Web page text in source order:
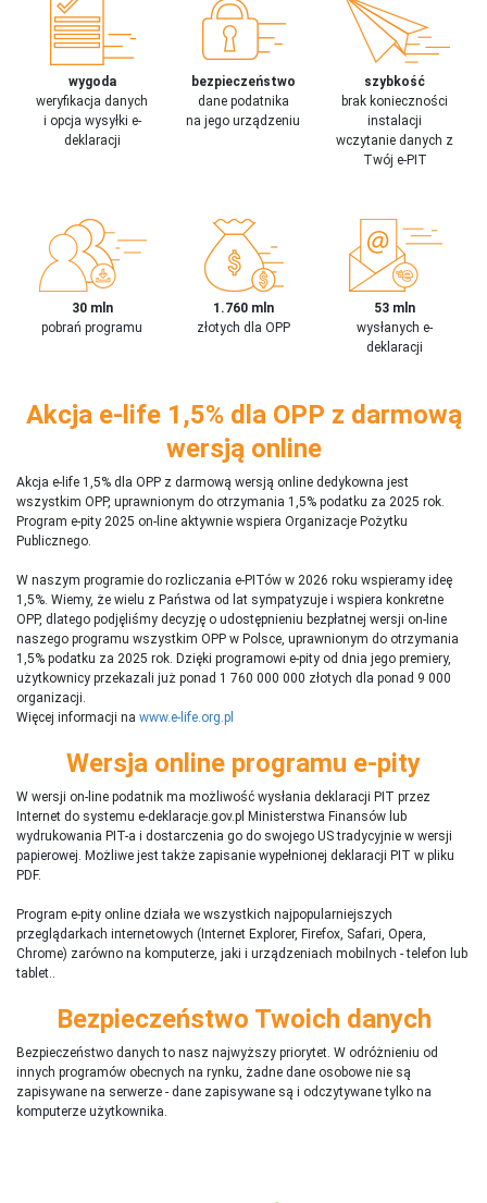
wygoda
weryfikacja danych
i opcja wysyłki e-
deklaracji
bezpieczeństwo
dane podatnika
na jego urządzeniu
szybkość
brak konieczności
instalacji
wczytanie danych z
Twój e-PIT
30 mln
pobrań programu
1.760 mln
złotych dla OPP
53 mln
wysłanych e-
deklaracji
Akcja e-life 1,5% dla OPP z darmową
wersją online
Akcja e-life 1,5% dla OPP z darmową wersją online dedykowna jest
wszystkim OPP, uprawnionym do otrzymania 1,5% podatku za 2025 rok.
Program e-pity 2025 on-line aktywnie wspiera Organizacje Pożytku
Publicznego.
W naszym programie do rozliczania e-PITów w 2026 roku wspieramy ideę
1,5%. Wiemy, że wielu z Państwa od lat sympatyzuje i wspiera konkretne
OPP, dlatego podjęliśmy decyzję o udostępnieniu bezpłatnej wersji on-line
naszego programu wszystkim OPP w Polsce, uprawnionym do otrzymania
1,5% podatku za 2025 rok. Dzięki programowi e-pity od dnia jego premiery,
użytkownicy przekazali już ponad 1 760 000 000 złotych dla ponad 9 000
organizacji.
Więcej informacji na www.e-life.org.pl
Wersja online programu e-pity
W wersji on-line podatnik ma możliwość wysłania deklaracji PIT przez
Internet do systemu e-deklaracje.gov.pl Ministerstwa Finansów lub
wydrukowania PIT-a i dostarczenia go do swojego US tradycyjnie w wersji
papierowej. Możliwe jest także zapisanie wypełnionej deklaracji PIT w pliku
PDF.
Program e-pity online działa we wszystkich najpopularniejszych
przeglądarkach internetowych (Internet Explorer, Firefox, Safari, Opera,
Chrome) zarówno na komputerze, jaki i urządzeniach mobilnych - telefon lub
tablet..
Bezpieczeństwo Twoich danych
Bezpieczeństwo danych to nasz najwyższy priorytet. W odróżnieniu od
innych programów obecnych na rynku, żadne dane osobowe nie są
zapisywane na serwerze - dane zapisywane są i odczytywane tylko na
komputerze użytkownika.